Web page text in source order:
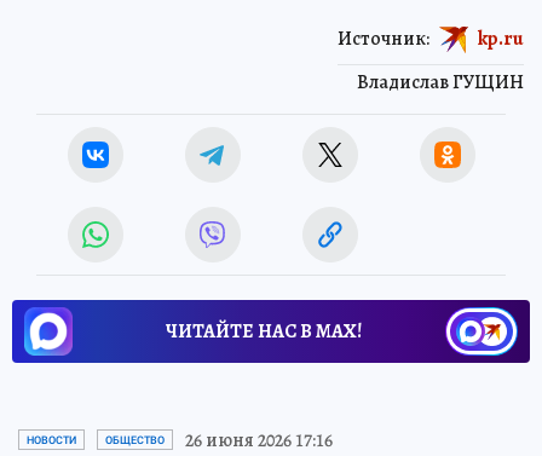
Владислав ГУЩИН
Источник: kp.ru
ЧИТАЙТЕ НАС В МАХ!
НОВОСТИ ОБЩЕСТВО 26 июня 2026 17:16